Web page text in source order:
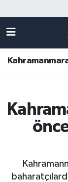
Künye
Süper Lig
Son